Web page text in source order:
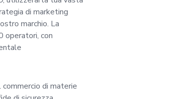
inutile. Assumendo il
Officer,
strategico del
di marketing
marchio. La
operatori, con
di materie